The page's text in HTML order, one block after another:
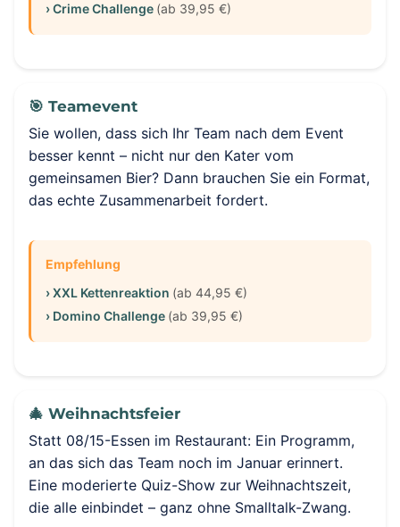
› Crime Challenge (ab 39,95 €)
🎯 Teamevent
Sie wollen, dass sich Ihr Team nach dem Event
besser kennt – nicht nur den Kater vom
gemeinsamen Bier? Dann brauchen Sie ein Format,
das echte Zusammenarbeit fordert.
Empfehlung
› XXL Kettenreaktion (ab 44,95 €)
› Domino Challenge (ab 39,95 €)
🎄 Weihnachtsfeier
Statt 08/15-Essen im Restaurant: Ein Programm,
an das sich das Team noch im Januar erinnert.
Eine moderierte Quiz-Show zur Weihnachtszeit,
die alle einbindet – ganz ohne Smalltalk-Zwang.